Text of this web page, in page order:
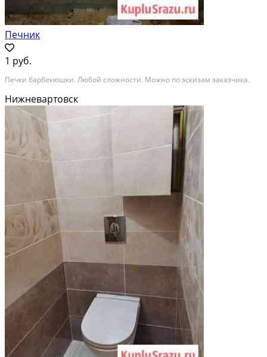
Печник
1 руб.
Печки барбекюшки. Любой сложности. Можно по эскизам заказчика.
Нижневартовск